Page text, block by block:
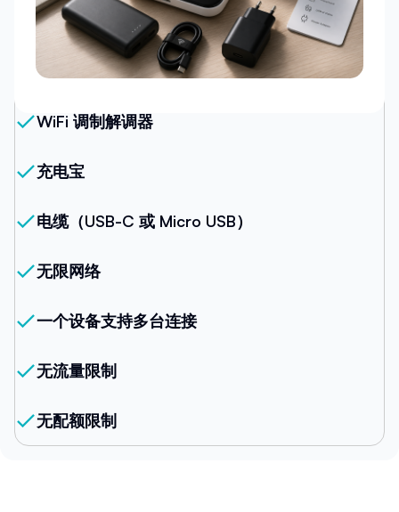
我们的套餐
WiFi 调制解调器
充电宝
电缆（USB-C 或 Micro USB）
无限网络
一个设备支持多台连接
无流量限制
无配额限制